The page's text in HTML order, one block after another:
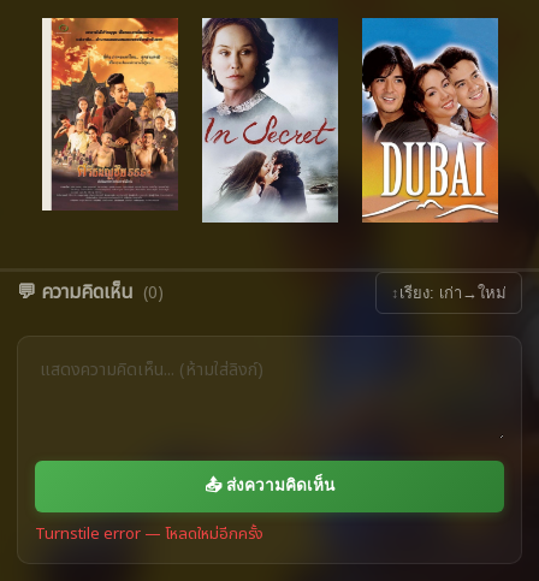
💬 ความคิดเห็น (0) ↕ เรียง: เก่า→ใหม่
📤 ส่งความคิดเห็น
Turnstile error — โหลดใหม่อีกครั้ง